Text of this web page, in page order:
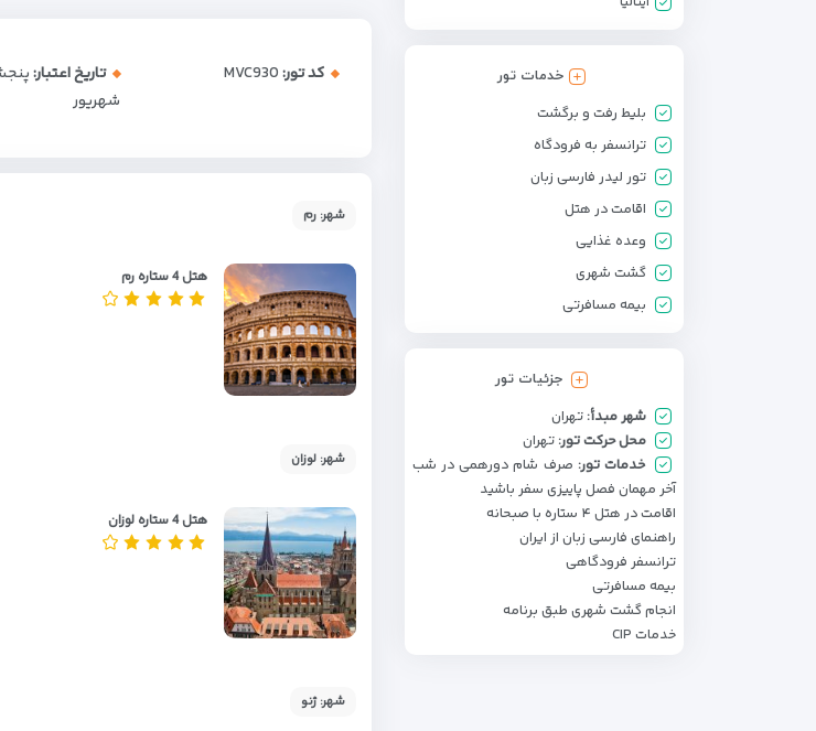
خدمات تور
بلیط رفت و برگشت
ترانسفر به فرودگاه
تور لیدر فارسی زبان
اقامت در هتل
وعده غذایی
گشت شهری
بیمه مسافرتی
جزئیات تور
شهر مبدأ: تهران
محل حرکت تور: تهران
خدمات تور: صرف شام دورهمی در شب
آخر مهمان فصل پاییزی سفر باشید
اقامت در هتل ۴ ستاره با صبحانه
راهنمای فارسی زبان از ایران
ترانسفر فرودگاهی
بیمه مسافرتی
انجام گشت شهری طبق برنامه
خدمات CIP
کد تور:MVC930 تاریخ اعتبار:
شهریور
شهر: رم
هتل 4 ستاره رم
شهر: لوزان
هتل 4 ستاره لوزان
شهر: ژنو